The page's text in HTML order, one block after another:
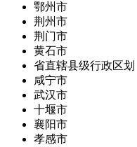
鄂州市
荆州市
荆门市
黄石市
省直辖县级行政区划
咸宁市
武汉市
十堰市
襄阳市
孝感市